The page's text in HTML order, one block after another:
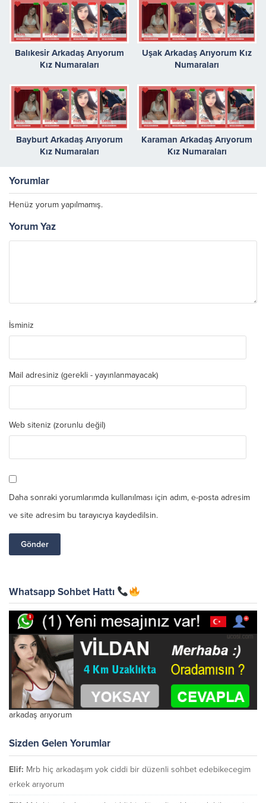
Balıkesir Arkadaş Arıyorum
Kız Numaraları
Uşak Arkadaş Arıyorum Kız
Numaraları
Bayburt Arkadaş Arıyorum
Kız Numaraları
Karaman Arkadaş Arıyorum
Kız Numaraları
Yorumlar
Henüz yorum yapılmamış.
Yorum Yaz
İsminiz
Mail adresiniz (gerekli - yayınlanmayacak)
Web siteniz (zorunlu değil)
Daha sonraki yorumlarımda kullanılması için adım, e-posta adresim
ve site adresim bu tarayıcıya kaydedilsin.
Whatsapp Sohbet Hattı
arkadaş arıyorum
Sizden Gelen Yorumlar
Elif: Mrb hiç arkadaşım yok ciddi bir düzenli sohbet edebikecegim
erkek arıyorum